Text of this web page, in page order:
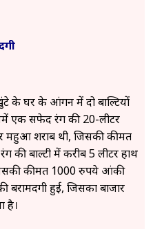
के घर के आंगन में दो बाल्टियों
एक सफेद रंग की 20-लीटर
महुआ शराब थी, जिसकी कीमत
की बाल्टी में करीब 5 लीटर हाथ
कीमत 1000 रुपये आंकी
बरामदगी हुई, जिसका बाजार
है।